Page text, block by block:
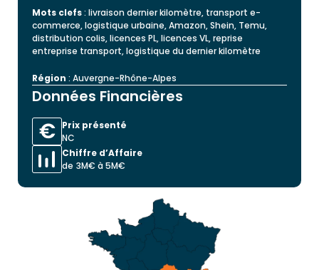
Mots clefs: livraison dernier kilomètre, transport e-
commerce, logistique urbaine, Amazon, Shein, Temu,
distribution colis, licences PL, licences VL, reprise
entreprise transport, logistique du dernier kilomètre
Région : Auvergne-Rhône-Alpes
Données Financières
Prix présenté
NC
Chiffre d’Affaire
de 3M€ à 5M€